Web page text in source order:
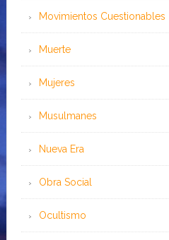
Movimientos Cuestionables
Muerte
Mujeres
Musulmanes
Nueva Era
Obra Social
Ocultismo